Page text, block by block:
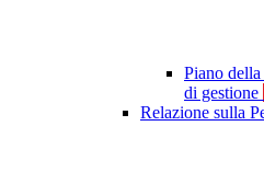
Piano
di gestione
Relazione sulla